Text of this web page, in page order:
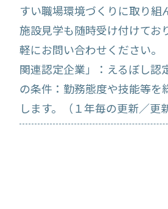
すい職場環境づくりに取り
施設見学も随時受け付けてお
軽にお問い合わせください
関連認定企業」：えるぼ
の条件：勤務態度や技能等を
します。（１年毎の更新／更